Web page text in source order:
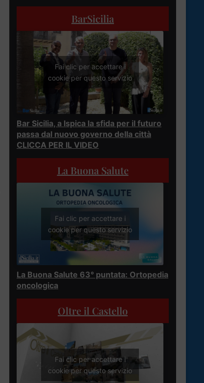
BarSicilia
Fai clic per accettare i
cookie per questo servizio
Bar Sicilia, a Ispica la sfida per il futuro
passa dal nuovo governo della città
CLICCA PER IL VIDEO
La Buona Salute
Fai clic per accettare i
cookie per questo servizio
La Buona Salute 63° puntata: Ortopedia
oncologica
Oltre il Castello
Fai clic per accettare i
cookie per questo servizio